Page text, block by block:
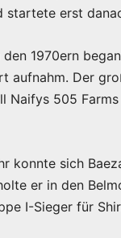
startete erst
1970ern
aufnahm. Der
Naifys 505
konnte sich
er in den
I-Sieger für